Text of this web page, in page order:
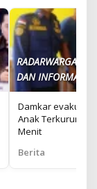
RADARWARGA.ID
DAN INFORMASI
Damkar evakuasi
Anak Terkurung
Menit
Berita